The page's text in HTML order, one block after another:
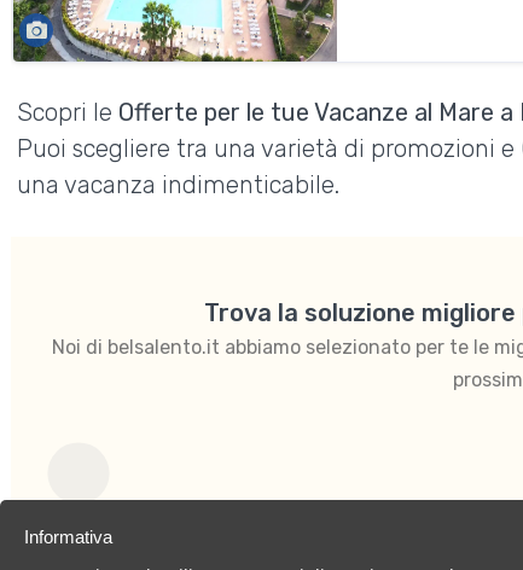
Scopri le Offerte per le tue Vacanze al Mare a
Puoi scegliere tra una varietà di promozioni
una vacanza indimenticabile.
Trova la soluzione
Noi di belsalento.it abbiamo selezionato per te le
Per famiglie
Informativa